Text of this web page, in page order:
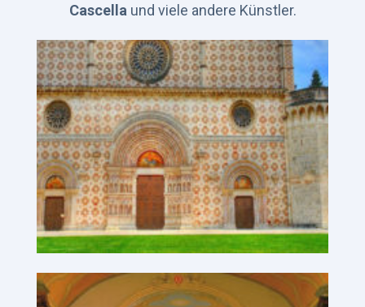
Cascella und viele andere Künstler.